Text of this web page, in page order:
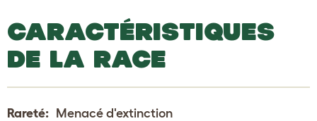
CARACTÉRISTIQUES
DE LA RACE
Rareté: Menacé d'extinction